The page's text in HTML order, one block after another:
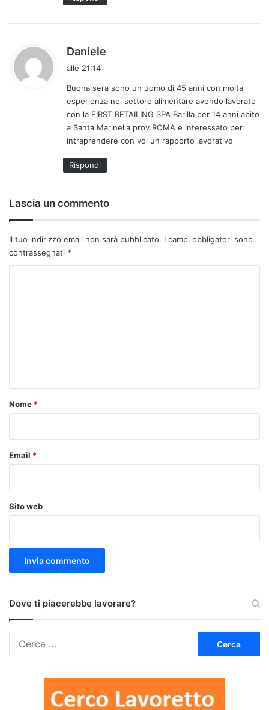
:
Daniele
e
t
t
o
:
alle 21:14
Buona sera sono un uomo di 45 anni con molta
esperienza nel settore alimentare avendo lavorato
con la FIRST RETAILING SPA Barilla per 14 anni abito
a Santa Marinella prov.ROMA e interessato per
intraprendere con voi un rapporto lavorativo
Rispondi
Lascia un commento
Il tuo indirizzo email non sarà pubblicato. I campi obbligatori sono
contrassegnati *
o
Nome *
Email *
Sito web
Dove ti piacerebbe lavorare?